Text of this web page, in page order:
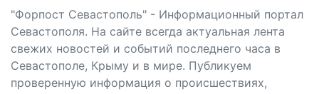
"Форпост Севастополь" - Информационный портал
Севастополя. На сайте всегда актуальная лента
свежих новостей и событий последнего часа в
Севастополе, Крыму и в мире. Публикуем
проверенную информация о происшествиях,